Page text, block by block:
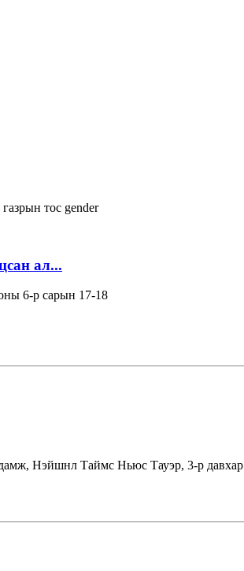
газрын тос gender
ал...
6-р сарын 17-18
Нэйшнл Таймс Ньюс Тауэр, 3-р давхар